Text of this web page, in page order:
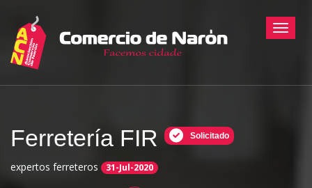
Ferretería FIR Solicitado
expertos ferreteros 31-Jul-2020